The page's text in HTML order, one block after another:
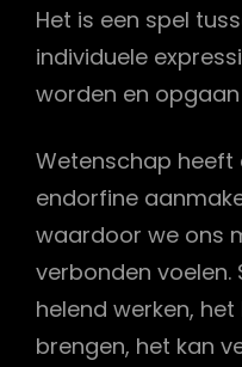
Het is een spel
individuele
worden en
Wetenschap
endorfine
waardoor we ons
verbonden voelen.
helend werken,
brengen, het kan